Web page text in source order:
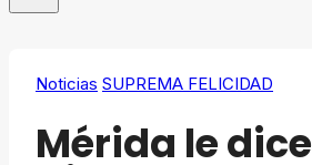
Noticias SUPREMA FELICIDAD
Mérida le